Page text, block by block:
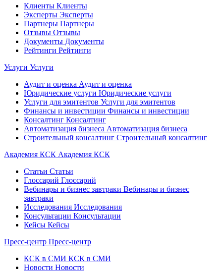
Клиенты Клиенты
Эксперты Эксперты
Партнеры Партнеры
Отзывы Отзывы
Документы Документы
Рейтинги Рейтинги
Услуги Услуги
Аудит и оценка Аудит и оценка
Юридические услуги Юридические услуги
Услуги для эмитентов Услуги для эмитентов
Финансы и инвестиции Финансы и инвестиции
Консалтинг Консалтинг
Автоматизация бизнеса Автоматизация бизнеса
Строительный консалтинг Строительный консалтинг
Академия КСК Академия КСК
Статьи Статьи
Глоссарий Глоссарий
Вебинары и бизнес завтраки Вебинары и бизнес
завтраки
Исследования Исследования
Консультации Консультации
Кейсы Кейсы
Пресс-центр Пресс-центр
КСК в СМИ КСК в СМИ
Новости Новости